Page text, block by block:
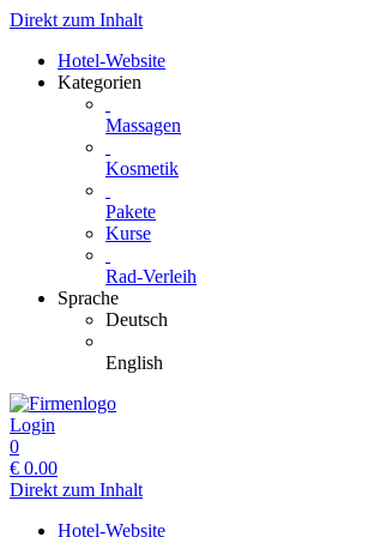
Direkt zum Inhalt
Hotel-Website
Kategorien
Massagen
Kosmetik
Pakete
Kurse
Rad-Verleih
Sprache
Deutsch
English
Login
0
€ 0.00
Direkt zum Inhalt
Hotel-Website